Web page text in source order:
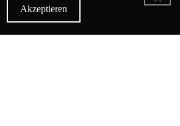
Kammgarn
19
Akzeptieren